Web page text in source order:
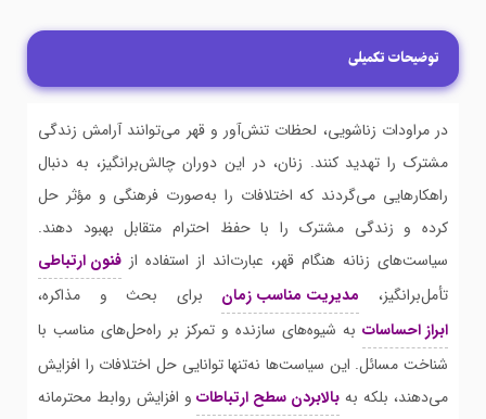
توضیحات تکمیلی
در مراودات زناشویی، لحظات تنش‌آور و قهر می‌توانند آرامش زندگی
مشترک را تهدید کنند. زنان، در این دوران چالش‌برانگیز، به دنبال
راهکارهایی می‌گردند که اختلافات را به‌صورت فرهنگی و مؤثر حل
کرده و زندگی مشترک را با حفظ احترام متقابل بهبود دهند.
سیاست‌های زنانه هنگام قهر، عبارت‌اند از استفاده از فنون ارتباطی
تأمل‌برانگیز، مدیریت مناسب زمان برای بحث و مذاکره،
ابراز احساسات به شیوه‌های سازنده و تمرکز بر راه‌حل‌های مناسب با
شناخت مسائل. این سیاست‌ها نه‌تنها توانایی حل اختلافات را افزایش
می‌دهند، بلکه به بالابردن سطح ارتباطاتو افزایش روابط محترمانه